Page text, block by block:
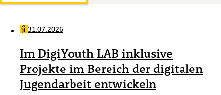
31.07.2026
Im DigiYouth LAB inklusive
Projekte im Bereich der digitalen
Jugendarbeit entwickeln